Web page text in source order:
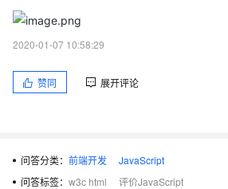
2020-01-07 10:58:29
赞同 展开评论
问答分类： 前端开发
JavaScript
问答标签： w3c html
评价JavaScript